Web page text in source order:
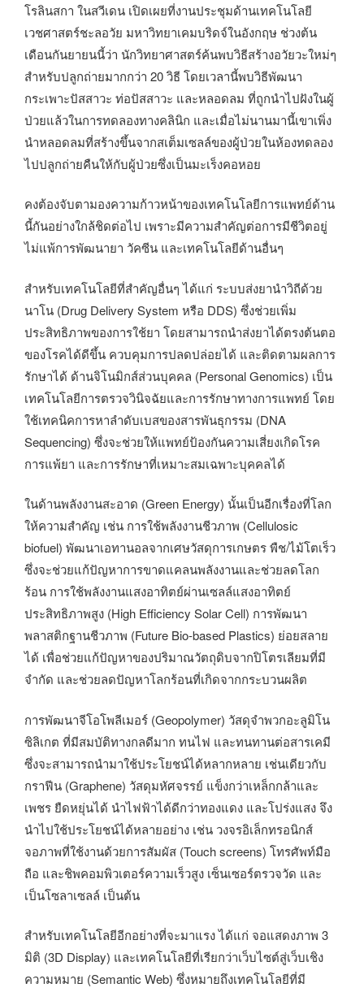
โรลินสกา ในสวีเดน เปิดเผยที่งานประชุมด้านเทคโนโลยี
เวชศาสตร์ชะลอวัย มหาวิทยาเคมบริดจ์ในอังกฤษ ช่วงต้น
เดือนกันยายนนี้ว่า นักวิทยาศาสตร์ค้นพบวิธีสร้างอวัยวะใหม่ๆ
สำหรับปลูกถ่ายมากกว่า 20 วิธี โดยเวลานี้พบวิธีพัฒนา
กระเพาะปัสสาวะ ท่อปัสสาวะ และหลอดลม ที่ถูกนำไปฝังในผู้
ป่วยแล้วในการทดลองทางคลินิก และเมื่อไม่นานมานี้เขาเพิ่ง
นำหลอดลมที่สร้างขึ้นจากสเต็มเซลล์ของผู้ป่วยในห้องทดลอง
ไปปลูกถ่ายคืนให้กับผู้ป่วยซึ่งเป็นมะเร็งคอหอย
คงต้องจับตามองความก้าวหน้าของเทคโนโลยีการแพทย์ด้าน
นี้กันอย่างใกล้ชิดต่อไป เพราะมีความสำคัญต่อการมีชีวิตอยู่
ไม่แพ้การพัฒนายา วัคซีน และเทคโนโลยีด้านอื่นๆ
สำหรับเทคโนโลยีที่สำคัญอื่นๆ ได้แก่ ระบบส่งยานำวิถีด้วย
นาโน (Drug Delivery System หรือ DDS) ซึ่งช่วยเพิ่ม
ประสิทธิภาพของการใช้ยา โดยสามารถนำส่งยาได้ตรงต้นตอ
ของโรคได้ดีขึ้น ควบคุมการปลดปล่อยได้ และติดตามผลการ
รักษาได้ ด้านจิโนมิกส์ส่วนบุคคล (Personal Genomics) เป็น
เทคโนโลยีการตรวจวินิจฉัยและการรักษาทางการแพทย์ โดย
ใช้เทคนิคการหาลำดับเบสของสารพันธุกรรม (DNA
Sequencing) ซึ่งจะช่วยให้แพทย์ป้องกันความเสี่ยงเกิดโรค
การแพ้ยา และการรักษาที่เหมาะสมเฉพาะบุคคลได้
ในด้านพลังงานสะอาด (Green Energy) นั้นเป็นอีกเรื่องที่โลก
ให้ความสำคัญ เช่น การใช้พลังงานชีวภาพ (Cellulosic
biofuel) พัฒนาเอทานอลจากเศษวัสดุการเกษตร พืช/ไม้โตเร็ว
ซึ่งจะช่วยแก้ปัญหาการขาดแคลนพลังงานและช่วยลดโลก
ร้อน การใช้พลังงานแสงอาทิตย์ผ่านเซลล์แสงอาทิตย์
ประสิทธิภาพสูง (High Efficiency Solar Cell) การพัฒนา
พลาสติกฐานชีวภาพ (Future Bio-based Plastics) ย่อยสลาย
ได้ เพื่อช่วยแก้ปัญหาของปริมาณวัตถุดิบจากปิโตรเลียมที่มี
จำกัด และช่วยลดปัญหาโลกร้อนที่เกิดจากกระบวนผลิต
การพัฒนาจีโอโพลีเมอร์ (Geopolymer) วัสดุจำพวกอะลูมิโน
ซิลิเกต ที่มีสมบัติทางกลดีมาก ทนไฟ และทนทานต่อสารเคมี
ซึ่งจะสามารถนำมาใช้ประโยชน์ได้หลากหลาย เช่นเดียวกับ
กราฟีน (Graphene) วัสดุมหัศจรรย์ แข็งกว่าเหล็กกล้าและ
เพชร ยืดหยุ่นได้ นำไฟฟ้าได้ดีกว่าทองแดง และโปร่งแสง จึง
นำไปใช้ประโยชน์ได้หลายอย่าง เช่น วงจรอิเล็กทรอนิกส์
จอภาพที่ใช้งานด้วยการสัมผัส (Touch screens) โทรศัพท์มือ
ถือ และชิพคอมพิวเตอร์ความเร็วสูง เซ็นเซอร์ตรวจวัด และ
เป็นโซลาเซลล์ เป็นต้น
สำหรับเทคโนโลยีอีกอย่างที่จะมาแรง ได้แก่ จอแสดงภาพ 3
มิติ (3D Display) และเทคโนโลยีที่เรียกว่าเว็บไซต์สู่เว็บเชิง
ความหมาย (Semantic Web) ซึ่งหมายถึงเทคโนโลยีที่มี